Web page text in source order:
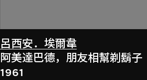
呂西安．埃爾韋
阿美達巴德，朋友相幫剃鬍子
1961